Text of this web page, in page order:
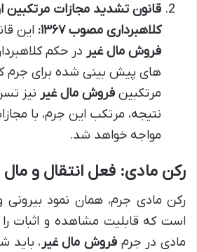
قانون تشدید مجازات مرتکبین
کلاهبرداری مصوب ۱۳۶۷:
این
فروش مال غیر در حکم
های پیش بینی شده برای جرم
مرتکبین فروش مال غیر نیز
نتیجه، مرتکب این جرم، با
مواجه خواهد شد.
رکن مادی: فعل انتقال و مال
رکن مادی جرم، همان نمود بیرونی
است که قابلیت مشاهده و اثبات را
مادی در جرمفروش مال غیر ، باید